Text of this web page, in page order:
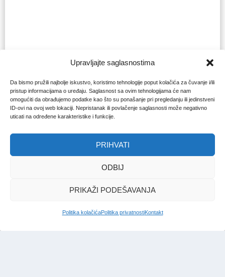
Upravljajte saglasnostima
Da bismo pružili najbolje iskustvo, koristimo tehnologije poput kolačića za čuvanje i/ili
pristup informacijama o uređaju. Saglasnost sa ovim tehnologijama će nam
omogućiti da obrađujemo podatke kao što su ponašanje pri pregledanju ili jedinstveni
ID-ovi na ovoj web lokaciji. Nepristanak ili povlačenje saglasnosti može negativno
uticati na određene karakteristike i funkcije.
PRIHVATI
ODBIJ
PRIKAŽI PODEŠAVANJA
Politika kolačićaPolitika privatnostiKontakt